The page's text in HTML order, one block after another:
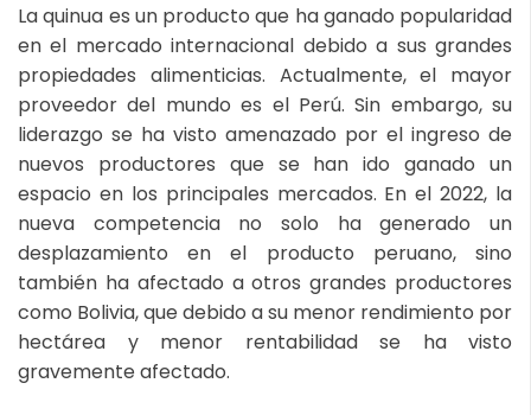
La quinua es un producto que ha ganado popularidad
en el mercado internacional debido a sus grandes
propiedades alimenticias. Actualmente, el mayor
proveedor del mundo es el Perú. Sin embargo, su
liderazgo se ha visto amenazado por el ingreso de
nuevos productores que se han ido ganado un
espacio en los principales mercados. En el 2022, la
nueva competencia no solo ha generado un
desplazamiento en el producto peruano, sino
también ha afectado a otros grandes productores
como Bolivia, que debido a su menor rendimiento por
hectárea y menor rentabilidad se ha visto
gravemente afectado.